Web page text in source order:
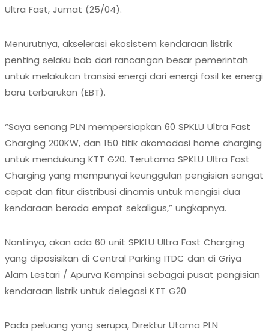
Ultra Fast, Jumat (25/04).
Menurutnya, akselerasi ekosistem kendaraan listrik
penting selaku bab dari rancangan besar pemerintah
untuk melakukan transisi energi dari energi fosil ke energi
baru terbarukan (EBT).
“Saya senang PLN mempersiapkan 60 SPKLU Ultra Fast
Charging 200KW, dan 150 titik akomodasi home charging
untuk mendukung KTT G20. Terutama SPKLU Ultra Fast
Charging yang mempunyai keunggulan pengisian sangat
cepat dan fitur distribusi dinamis untuk mengisi dua
kendaraan beroda empat sekaligus,” ungkapnya.
Nantinya, akan ada 60 unit SPKLU Ultra Fast Charging
yang diposisikan di Central Parking ITDC dan di Griya
Alam Lestari / Apurva Kempinsi sebagai pusat pengisian
kendaraan listrik untuk delegasi KTT G20
Pada peluang yang serupa, Direktur Utama PLN